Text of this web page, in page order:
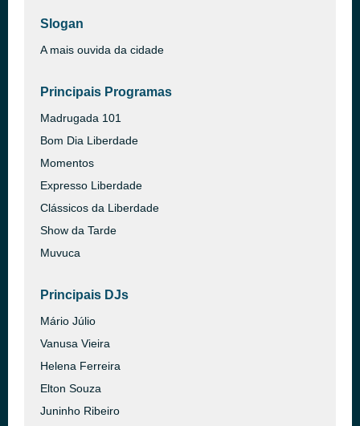
Slogan
A mais ouvida da cidade
Principais Programas
Madrugada 101
Bom Dia Liberdade
Momentos
Expresso Liberdade
Clássicos da Liberdade
Show da Tarde
Muvuca
Principais DJs
Mário Júlio
Vanusa Vieira
Helena Ferreira
Elton Souza
Juninho Ribeiro